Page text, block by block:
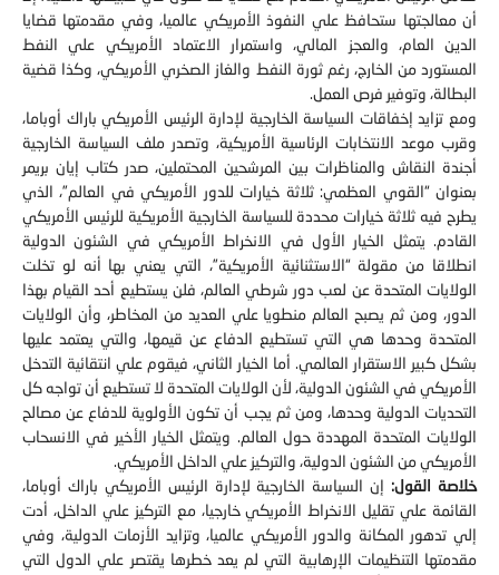
الدين العام،‮ ‬والعجز المالي،‮ ‬واستمرار الاعتماد الأمريكي علي النفط
المستورد من الخارج،‮ ‬رغم ثورة النفط والغاز الصخري الأمريكي، وكذا قضية
البطالة،‮ ‬وتوفير فرص العمل‮.‬
ومع تزايد إخفاقات السياسة الخارجية لإدارة الرئيس الأمريكي باراك أوباما،‮
‬وقرب موعد الانتخابات الرئاسية الأمريكية، وتصدر ملف السياسة الخارجية
أجندة النقاش والمناظرات بين المرشحين المحتملين، صدر كتاب إيان بريمر
بعنوان‮ “‬القوي العظمي‮: ‬ثلاثة خيارات للدور الأمريكي في العالم‮”‬،‮ ‬الذي
يطرح فيه ثلاثة خيارات محددة للسياسة الخارجية الأمريكية للرئيس الأمريكي
القادم‮. ‬يتمثل الخيار الأول في الانخراط الأمريكي في الشئون الدولية
انطلاقا من مقولة‮ “‬الاستثنائية الأمريكية‮”‬،‮ ‬التي يعني بها أنه لو تخلت
الولايات المتحدة عن لعب دور شرطي العالم، فلن يستطيع أحد القيام بهذا
الدور، ومن ثم يصبح العالم منطويا علي العديد من المخاطر، وأن الولايات
المتحدة وحدها هي التي تستطيع الدفاع عن قيمها، والتي يعتمد عليها
بشكل كبير الاستقرار العالمي‮. ‬أما الخيار الثاني،‮ ‬فيقوم علي انتقائية التدخل
الأمريكي في الشئون الدولية،‮ ‬لأن الولايات المتحدة لا تستطيع أن تواجه كل
التحديات الدولية وحدها، ومن ثم يجب أن تكون الأولوية للدفاع عن مصالح
الولايات المتحدة المهددة حول العالم‮. ‬ويتمثل الخيار الأخير في الانسحاب
الأمريكي من الشئون الدولية،‮ ‬والتركيز علي الداخل الأمريكي‮.‬
خلاصة القول‮:‬
‬القائمة علي تقليل الانخراط الأمريكي خارجيا،‮ ‬مع التركيز علي الداخل،‮ ‬أدت
إلي تدهور المكانة والدور الأمريكي عالميا،‮ ‬وتزايد الأزمات الدولية،‮ ‬وفي
مقدمتها التنظيمات الإرهابية التي لم يعد خطرها يقتصر علي الدول التي
تنشط فيها،‮ ‬بل أضحي تهديدا عالميا تجلت ملامحه في الهجمات الإرهابية